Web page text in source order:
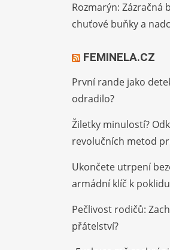
Rozmarýn: Zázračná
chuťové buňky a
FEMINELA.CZ
První rande jako
odradilo?
Žiletky minulostí?
revolučních metod
Ukončete utrpení
armádní klíč k
Pečlivost rodičů:
přátelství?